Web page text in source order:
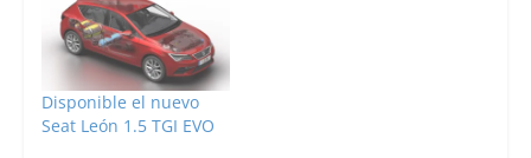
Disponible el nuevo
Seat León 1.5 TGI EVO